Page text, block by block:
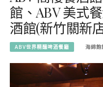
館、ABV 美式
酒館(新竹關新
ABV世界精釀啤酒餐廳 海綿飽